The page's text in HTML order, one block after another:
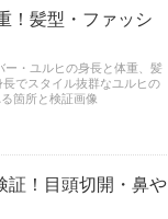
！髪型・ファッシ
・ユルヒの身長と体重、髪
でスタイル抜群なユルヒの
箇所と検証画像
証！目頭切開・鼻や